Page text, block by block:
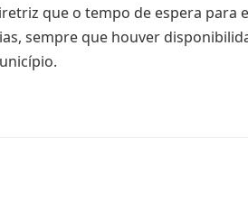
que o tempo de espera para
sempre que houver